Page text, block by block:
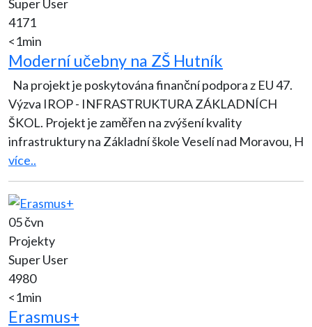
Super User
4171
<1min
Moderní učebny na ZŠ Hutník
Výzva IROP - INFRASTRUKTURA ZÁKLADNÍCH
ŠKOL. Projekt je zaměřen na zvýšení kvality
infrastruktury na Základní škole Veselí nad Moravou, H
více..
05 čvn
Projekty
Super User
4980
<1min
Erasmus+